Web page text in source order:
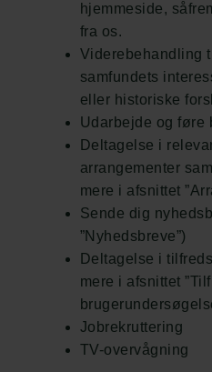
hjemmeside,
fra os.
Viderebehandling
samfundets
eller historiske
Udarbejde og føre
Deltagelse i
arrangementer
mere i afsnittet
Sende dig
”Nyhedsbreve”)
Deltagelse i
mere i afsnittet
Jobrekruttering
TV-overvågning